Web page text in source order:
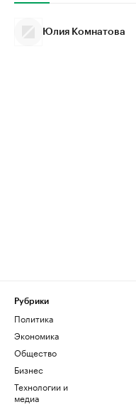
Юлия Комнатова
Рубрики
Политика
Экономика
Общество
Бизнес
Технологии и
медиа